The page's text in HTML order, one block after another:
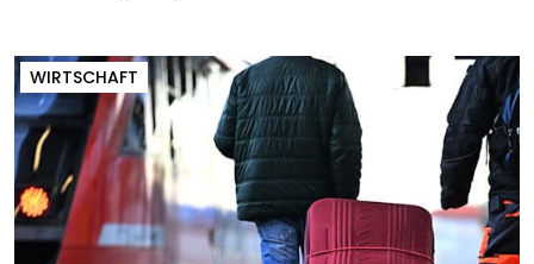
WIRTSCHAFT